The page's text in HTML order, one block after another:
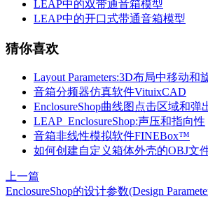
LEAP中的双带通音箱模型
LEAP中的开口式带通音箱模型
猜你喜欢
Layout Parameters:3D布局中移动和
音箱分频器仿真软件VituixCAD
EnclosureShop曲线图点击区域和弹
LEAP_EnclosureShop:声压和指向性
音箱非线性模拟软件FINEBox™
如何创建自定义箱体外壳的OBJ文
上一篇
EnclosureShop的设计参数(Design